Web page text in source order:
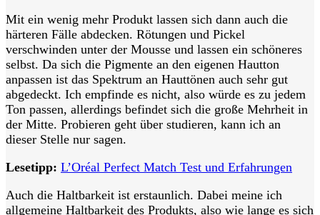
Mit ein wenig mehr Produkt lassen sich dann auch die
härteren Fälle abdecken. Rötungen und Pickel
verschwinden unter der Mousse und lassen ein schöneres
selbst. Da sich die Pigmente an den eigenen Hautton
anpassen ist das Spektrum an Hauttönen auch sehr gut
abgedeckt. Ich empfinde es nicht, also würde es zu jedem
Ton passen, allerdings befindet sich die große Mehrheit in
der Mitte. Probieren geht über studieren, kann ich an
dieser Stelle nur sagen.
Lesetipp: L’Oréal Perfect Match Test und Erfahrungen
Auch die Haltbarkeit ist erstaunlich. Dabei meine ich
allgemeine Haltbarkeit des Produkts, also wie lange es sich